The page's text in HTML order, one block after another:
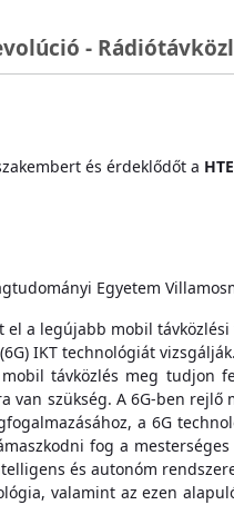
-
és érdeklődőt a
Egyetem
a legújabb mobil
IKT technológiát
távközlés meg tudjon
van szükség. A 6G-ben
a 6G
fog a
és autonóm
valamint az ezen